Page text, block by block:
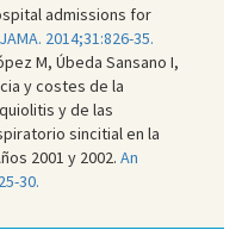
admissions for
JAMA. 2014;31:826-35.
M, Úbeda Sansano I,
y costes de la
y de las
sincitial en la
2001 y 2002. An
30.